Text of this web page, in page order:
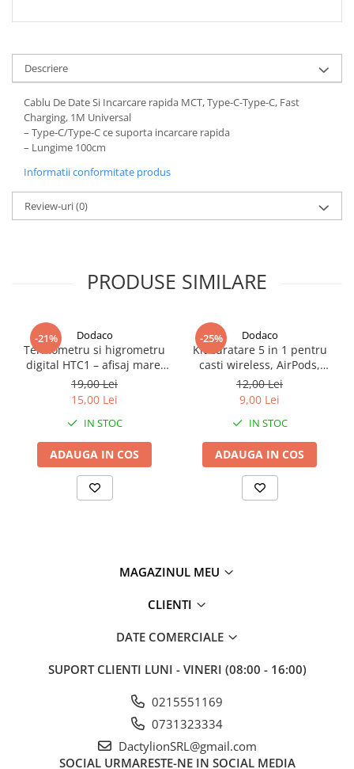
Descriere
Cablu De Date Si Incarcare rapida MCT, Type-C-Type-C, Fast
Charging, 1M Universal
– Type-C/Type-C ce suporta incarcare rapida
– Lungime 100cm
Informatii conformitate produs
Review-uri(0)
PRODUSE SIMILARE
-21% Dodaco
Termometru si higrometru
digital HTC1 – afisaj mare,
masurare precisa si functii
multiple
19,00 Lei
15,00 Lei
IN STOC
ADAUGA IN COS
-25% Dodaco
Kit curatare 5 in 1 pentru
casti wireless, AirPods,
smartphone, tastatura si
aparate foto, instrument
multifunctional pentru
intretinerea dispozitivelor
electronice
12,00 Lei
9,00 Lei
IN STOC
ADAUGA IN COS
MAGAZINUL MEU
CLIENTI
DATE COMERCIALE
SUPORT CLIENTI LUNI - VINERI (08:00 - 16:00)
0215551169
0731323334
DactylionSRL@gmail.com
SOCIAL URMARESTE-NE IN SOCIAL MEDIA